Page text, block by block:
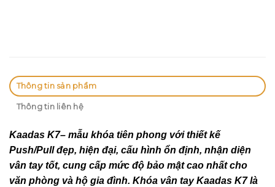
Thông tin sản phẩm
Thông tin liên hệ
Kaadas K7– mẫu khóa tiên phong với thiết kế
Push/Pull đẹp, hiện đại, cấu hình ổn định, nhận diện
vân tay tốt, cung cấp mức độ bảo mật cao nhất cho
văn phòng và hộ gia đình. Khóa vân tay Kaadas K7 là